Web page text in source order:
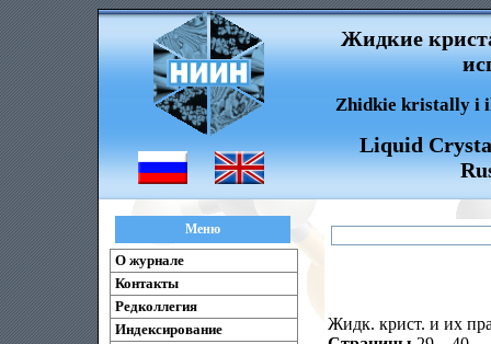
Жидкие
Zhidkie kristally i
Liquid
Меню
О журнале
Контакты
Редколлегия
Индексирование
Жидк. крист. и их